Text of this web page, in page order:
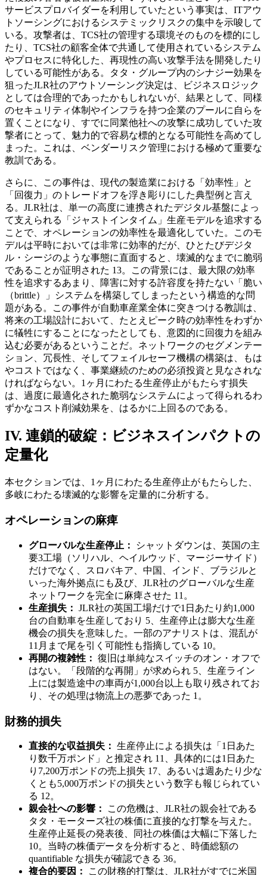
サービスプロバイダーを利用していたという事実は、ITアウ
トソーシングにおけるシステミックリスクの集中を示唆して
いる。攻撃者は、TCS社の管理する環境そのものを標的にし
たり、TCS社の顧客全体で共通して使用されているシステム
やプロセスに特化した、再現性の高い攻撃手法を開発したり
している可能性がある。タタ・グループ内のシナジー効果を
狙ったJLR社のアウトソーシング決定は、ビジネスロジック
としては合理的であったかもしれないが、結果として、同様
のセキュリティ体制やインフラを持つ企業のプールに自らを
置くことになり、すでに同業他社への攻撃に成功していた攻
撃者にとって、魅力的で容易な標的となる可能性を高めてし
まった。これは、ベンダーリスク管理における極めて重要な
教訓である。
さらに、この事件は、現代の製造業における「効率性」と
「回復力」のトレードオフを浮き彫りにした典型例と言え
る。JLR社は、単一の高度に連携されたデジタル基盤によっ
て支えられる「ジャストインタイム」生産モデルを追求する
ことで、オペレーションの効率性を最適化していた。このモ
デルは平時においては非常に効率的だが、ひとたびデジタ
ル・シージのような事態に直面すると、壊滅的なまでに脆弱
であることが証明された 13。この背景には、最大限の効率
性を追求するあまり、障害に対する許容度を持たない「脆い
（brittle）」システムを構築してしまったという構造的な問
題がある。この事件が自動車産業全体に突きつける教訓は、
将来の工場設計において、たとえピーク時の効率性をわずか
に犠牲にすることになったとしても、意図的に回復力を組み
込む必要があるということだ。ネットワークのセグメンテー
ション、冗長性、そしてフェイルセーフ機構の構築は、もは
やコストではなく、事業継続のための必須投資と見なされな
ければならない。1ヶ月にわたる生産停止がもたらす損失
は、過度に最適化された脆弱なシステムによって得られるわ
ずかなコスト削減効果を、はるかに上回るのである。
IV. 連鎖的破綻：ビジネスインパクトの
定量化
本セクションでは、1ヶ月にわたる生産停止がもたらした、
多岐にわたる壊滅的な影響を定量的に分析する。
オペレーションの麻痺
グローバルな生産停止：
シャットダウンは、英国の主
要3工場（ソリハル、ヘイルウッド、マージーサイド）
だけでなく、スロバキア、中国、インド、ブラジルと
いった海外拠点にも及び、JLR社のグローバルな生産
ネットワークを完全に麻痺させた 11。
生産損失： JLR社の英国工場だけで1日あたり約1,000
台の自動車を生産しており 5、生産停止は膨大な生産
機会の損失を意味した。一部のアナリストは、混乱が
11月まで尾を引く可能性も指摘している 10。
再開の複雑性： 復旧は単純なスイッチのオン・オフで
はない。「段階的な再開」が求められ 5、生産ライン
上には製造途中の車両が1,000台以上も取り残されてお
り、その処理は物流上の悪夢であった 1。
財務的損失
直接的な収益損失： 生産停止による損失は「1日あた
り数千万ポンド」と推定され 11、具体的には1日あた
り7,200万ポンドの売上損失 17、あるいは週あたり少な
くとも5,000万ポンドの損失という数字も報じられてい
る 12。
親会社への影響：
この危機は、JLR社の親会社である
タタ・モーターズ社の株価に直接的な打撃を与えた。
生産停止延長の発表後、同社の株価は大幅に下落した
10。当時の株価データを分析すると、時価総額の
quantifiable な損失が確認できる 36。
複合的要因：
この財務的打撃は、JLR社がすでに米国